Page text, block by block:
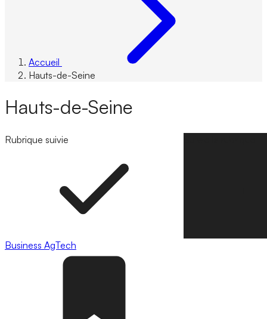
Accueil
Hauts-de-Seine
Hauts-de-Seine
Rubrique suivie
Business AgTech